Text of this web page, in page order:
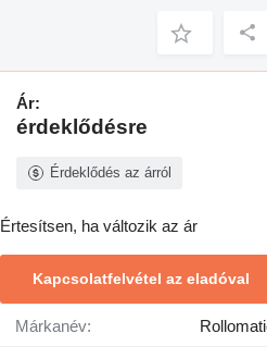
Ár:
érdeklődésre
Érdeklődés az árról
Értesítsen, ha változik az ár
Kapcsolatfelvétel az eladóval
Márkanév: